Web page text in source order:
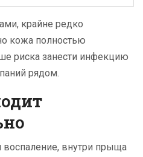
крайне редко
кожа полностью
риска занести инфекцию
рядом.
воспаление, внутри прыща